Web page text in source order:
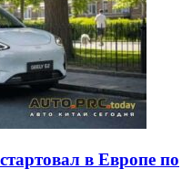
в Европе по